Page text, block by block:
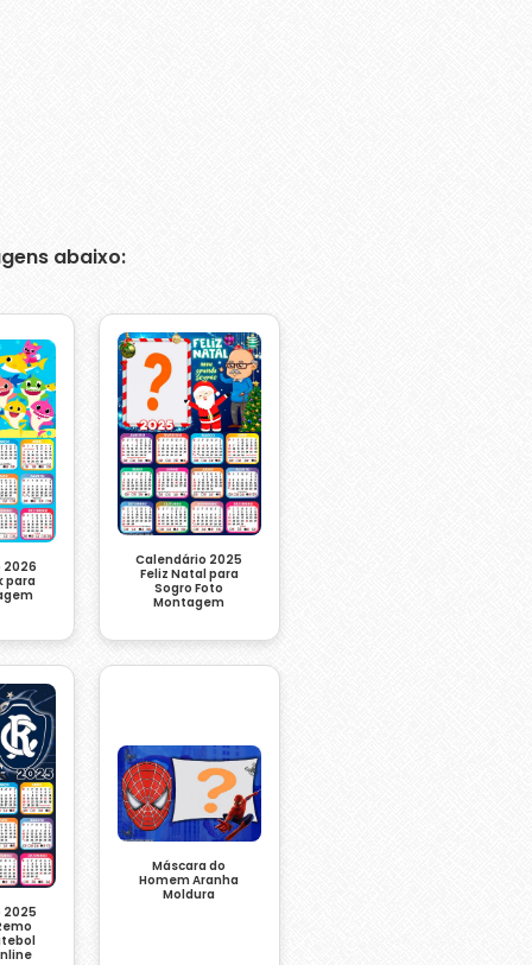
abaixo:
2026
para
Calendário 2025
Feliz Natal para
Sogro Foto
Montagem
2025
Máscara do
Homem Aranha
Moldura